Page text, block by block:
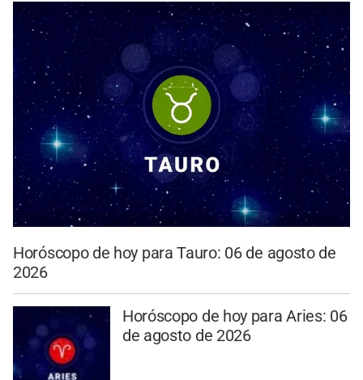
Horóscopo de hoy para Tauro: 06 de agosto de
2026
Horóscopo de hoy para Aries: 06
de agosto de 2026